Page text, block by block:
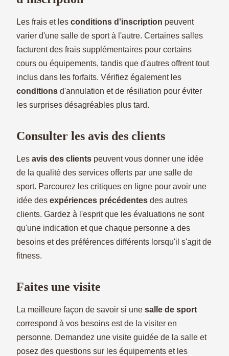
Les frais et les conditions d'inscription peuvent
varier d'une salle de sport à l'autre. Certaines salles
facturent des frais supplémentaires pour certains
cours ou équipements, tandis que d'autres offrent tout
inclus dans les forfaits. Vérifiez également les
conditions d'annulation et de résiliation pour éviter
les surprises désagréables plus tard.
Consulter les avis des clients
Les avis des clients peuvent vous donner une idée
de la qualité des services offerts par une salle de
sport. Parcourez les critiques en ligne pour avoir une
idée des expériences précédentes des autres
clients. Gardez à l'esprit que les évaluations ne sont
qu'une indication et que chaque personne a des
besoins et des préférences différents lorsqu'il s'agit de
fitness.
Faites une visite
La meilleure façon de savoir si une salle de sport
correspond à vos besoins est de la visiter en
personne. Demandez une visite guidée de la salle et
posez des questions sur les équipements et les